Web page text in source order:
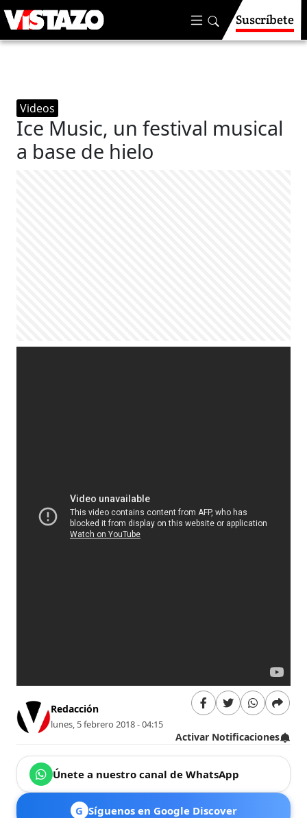
Suscríbete
Videos
Ice Music, un festival musical
a base de hielo
Redacción
lunes, 5 febrero 2018 - 04:15
Activar Notificaciones
Únete a nuestro canal de WhatsApp
G Síguenos en Google Discover